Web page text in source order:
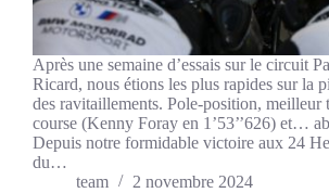
Après une semaine d’essais sur le circuit
Ricard, nous étions les plus rapides sur la
des ravitaillements. Pole-position, meilleur
course (Kenny Foray en 1’53’’626) et…
Depuis notre formidable victoire aux 24
du…
team
2 novembre 2024